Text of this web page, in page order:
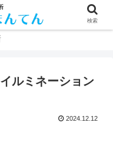
ルミネーション
2024.12.12
検索